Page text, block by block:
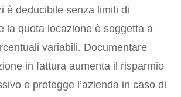
è deducibile senza limiti di
la quota locazione è soggetta a
variabili. Documentare
in fattura aumenta il risparmio
e protegge l’azienda in caso di